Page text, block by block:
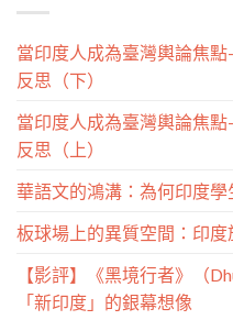
當印度人成為臺灣輿論焦
反思（下）
當印度人成為臺灣輿論焦
反思（上）
華語文的鴻溝：為何印度
板球場上的異質空間：印
【影評】《黑境行者》（
「新印度」的銀幕想像